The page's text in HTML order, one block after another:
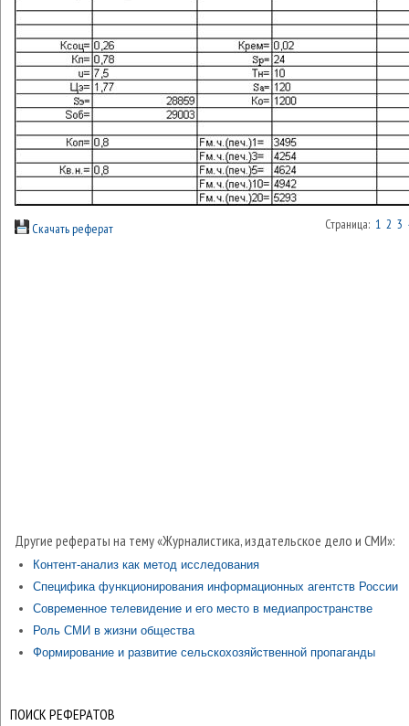
Скачать реферат Страница: 1 2 3
Другие рефераты на тему «Журналистика, издательское дело и СМИ»:
Контент-анализ как метод исследования
Специфика функционирования информационных агентств России
Современное телевидение и его место в медиапространстве
Роль СМИ в жизни общества
Формирование и развитие сельскохозяйственной пропаганды
ПОИСК РЕФЕРАТОВ